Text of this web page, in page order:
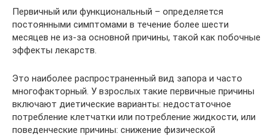
Первичный или функциональный – определяется
постоянными симптомами в течение более шести
месяцев не из-за основной причины, такой как побочные
эффекты лекарств.
Это наиболее распространенный вид запора и часто
многофакторный. У взрослых такие первичные причины
включают диетические варианты: недостаточное
потребление клетчатки или потребление жидкости, или
поведенческие причины: снижение физической